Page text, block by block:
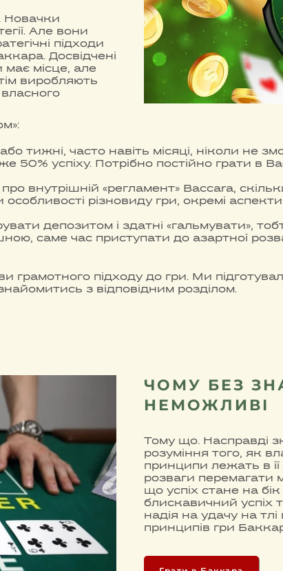
Новачки
Але вони
підходи
Досвідчені
має місце, але
виробляють
власного
тижні, часто навіть місяці, ніколи не
50% успіху. Потрібно постійно грати в
внутрішній «регламент» Baccara,
різновиду гри, окремі
депозитом і здатні «гальмувати»,
саме час приступати до азартної
грамотного підходу до гри. Ми
з відповідним розділом.
ЧОМУ БЕЗ
НЕМОЖЛИВІ
Тому що. Насправді
розуміння того, як
принципи лежать в її
розваги перемагати
що успіх стане на
блискавичний успіх
надія на удачу на
принципів гри